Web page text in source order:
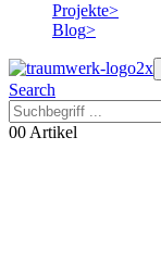
Projekte>
Blog>
Search
00 Artikel